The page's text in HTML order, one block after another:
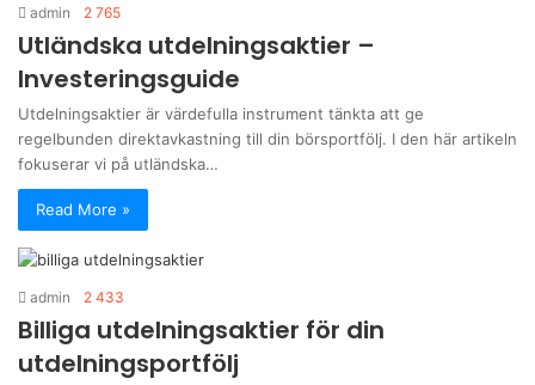
admin 2 765
Utländska utdelningsaktier –
Investeringsguide
Utdelningsaktier är värdefulla instrument tänkta att ge
regelbunden direktavkastning till din börsportfölj. I den här artikeln
fokuserar vi på utländska…
Read More »
admin 2 433
Billiga utdelningsaktier för din
utdelningsportfölj